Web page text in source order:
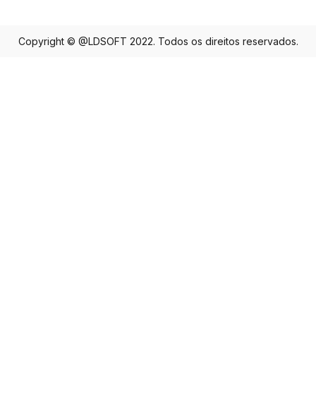
Copyright © @LDSOFT 2022. Todos os direitos reservados.